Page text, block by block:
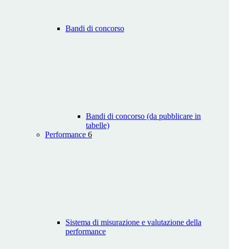
Bandi di concorso
Bandi di concorso (da pubblicare in
tabelle)
Performance 6
Sistema di misurazione e valutazione della
performance